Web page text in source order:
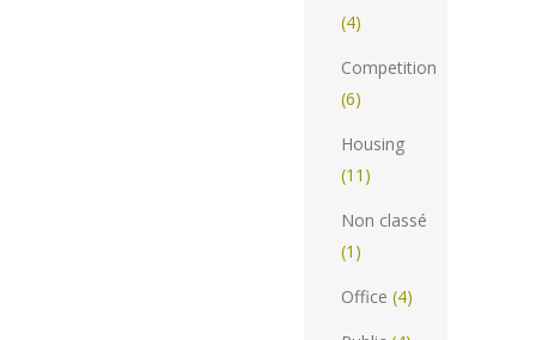
(4)
Competition
(6)
Housing
(11)
Non classé
(1)
Office (4)